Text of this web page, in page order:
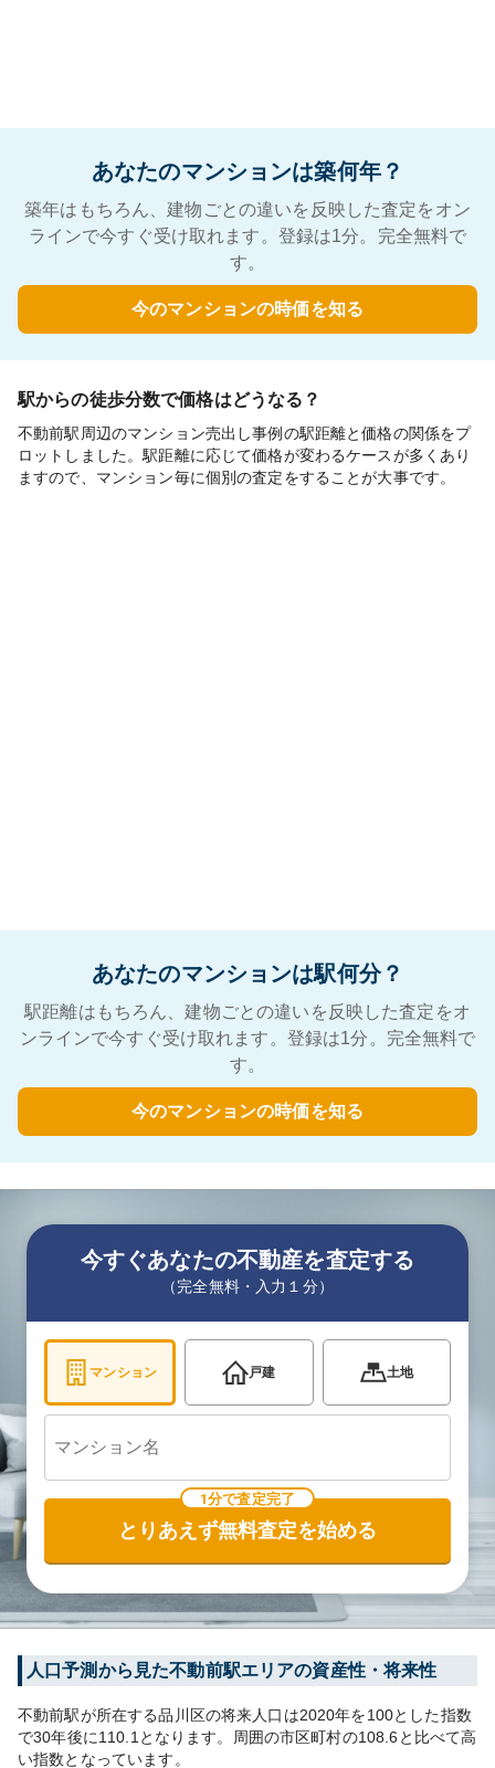
あなたのマンションは築何年？
築年はもちろん、建物ごとの違いを反映した査定をオン
ラインで今すぐ受け取れます。登録は1分。完全無料で
す。
今のマンションの時価を知る
駅からの徒歩分数で価格はどうなる？
不動前駅周辺のマンション売出し事例の駅距離と価格の関係をプ
ロットしました。駅距離に応じて価格が変わるケースが多くあり
ますので、マンション毎に個別の査定をすることが大事です。
あなたのマンションは駅何分？
駅距離はもちろん、建物ごとの違いを反映した査定をオ
ンラインで今すぐ受け取れます。登録は1分。完全無料で
す。
今のマンションの時価を知る
今すぐあなたの不動産を査定する
（完全無料・入力１分）
マンション 戸建 土地
1分で査定完了
とりあえず無料査定を始める
人口予測から見た不動前駅エリアの資産性・将来性
不動前駅が所在する品川区の将来人口は2020年を100とした指数
で30年後に110.1 となります。 周囲の市区町村の108.6 と比べて高
い指数となっています。